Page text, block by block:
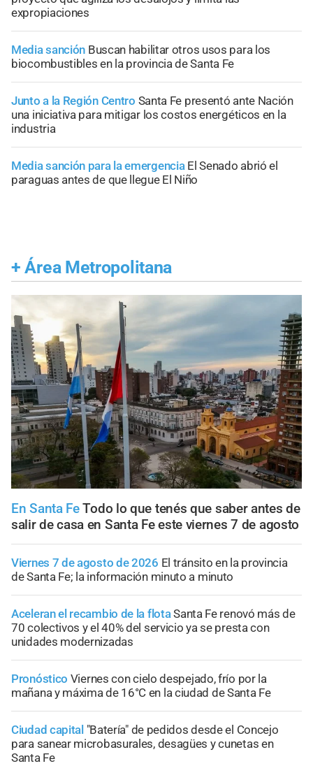
expropiaciones
Media sanción Buscan habilitar otros usos para los
biocombustibles en la provincia de Santa Fe
Junto a la Región Centro Santa Fe presentó ante Nación
una iniciativa para mitigar los costos energéticos en la
industria
Media sanción para la emergencia El Senado abrió el
paraguas antes de que llegue El Niño
+ Área Metropolitana
En Santa FeTodo lo que tenés que saber antes de
salir de casa en Santa Fe este viernes 7 de agosto
Viernes 7 de agosto de 2026 El tránsito en la provincia
de Santa Fe; la información minuto a minuto
Aceleran el recambio de la flotaSanta Fe renovó más de
70 colectivos y el 40% del servicio ya se presta con
unidades modernizadas
Pronóstico Viernes con cielo despejado, frío por la
mañana y máxima de 16°C en la ciudad de Santa Fe
Ciudad capital "Batería" de pedidos desde el Concejo
para sanear microbasurales, desagües y cunetas en
Santa Fe